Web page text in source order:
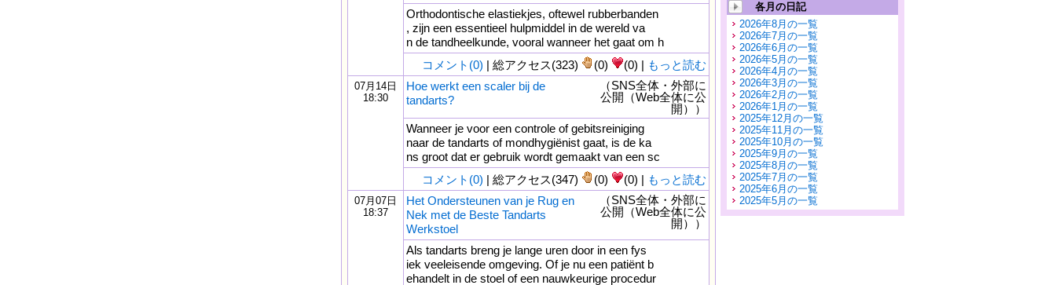
Orthodontische elastiekjes, oftewel rubberbanden
, zijn een essentieel hulpmiddel in de wereld va
n de tandheelkunde, vooral wanneer het gaat om h
コメント(0) | 総アクセス(323) (0) (0) | もっと読む
07月14日
18:30
Hoe werkt een scaler bij de
tandarts?
（SNS全体・外部に
公開（Web全体に公
開））
Wanneer je voor een controle of gebitsreiniging
naar de tandarts of mondhygiënist gaat, is de ka
ns groot dat er gebruik wordt gemaakt van een sc
コメント(0) | 総アクセス(347) (0) (0) | もっと読む
07月07日
18:37
Het Ondersteunen van je Rug en
Nek met de Beste Tandarts
Werkstoel
（SNS全体・外部に
公開（Web全体に公
開））
Als tandarts breng je lange uren door in een fys
iek veeleisende omgeving. Of je nu een patiënt b
ehandelt in de stoel of een nauwkeurige procedur
各月の日記
2026年8月の一覧
2026年7月の一覧
2026年6月の一覧
2026年5月の一覧
2026年4月の一覧
2026年3月の一覧
2026年2月の一覧
2026年1月の一覧
2025年12月の一覧
2025年11月の一覧
2025年10月の一覧
2025年9月の一覧
2025年8月の一覧
2025年7月の一覧
2025年6月の一覧
2025年5月の一覧